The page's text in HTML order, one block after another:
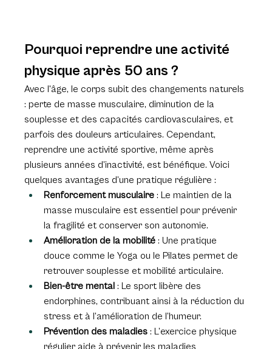
Pourquoi reprendre une activité
physique après 50 ans ?
Avec l'âge, le corps subit des changements naturels
: perte de masse musculaire, diminution de la
souplesse et des capacités cardiovasculaires, et
parfois des douleurs articulaires. Cependant,
reprendre une activité sportive, même après
plusieurs années d’inactivité, est bénéfique. Voici
quelques avantages d’une pratique régulière :
Renforcement musculaire : Le maintien de la
masse musculaire est essentiel pour prévenir
la fragilité et conserver son autonomie.
Amélioration de la mobilité : Une pratique
douce comme le Yoga ou le Pilates permet de
retrouver souplesse et mobilité articulaire.
Bien-être mental : Le sport libère des
endorphines, contribuant ainsi à la réduction du
stress et à l’amélioration de l’humeur.
Prévention des maladies : L’exercice physique
régulier aide à prévenir les maladies